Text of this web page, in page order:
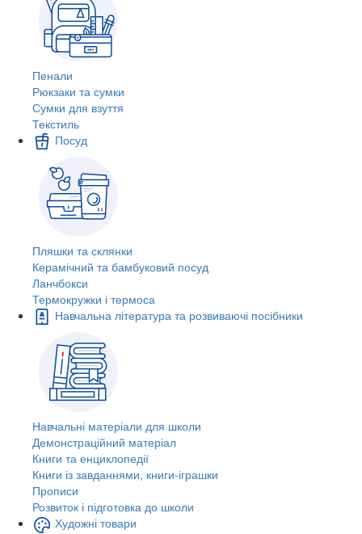
Пенали
Рюкзаки та сумки
Сумки для взуття
Текстиль
Посуд
Пляшки та склянки
Керамічний та бамбуковий посуд
Ланчбокси
Термокружки і термоса
Навчальна література та розвиваючі посібники
Навчальні матеріали для школи
Демонстраційний матеріал
Книги та енциклопедії
Книги із завданнями, книги-іграшки
Прописи
Розвиток і підготовка до школи
Художні товари